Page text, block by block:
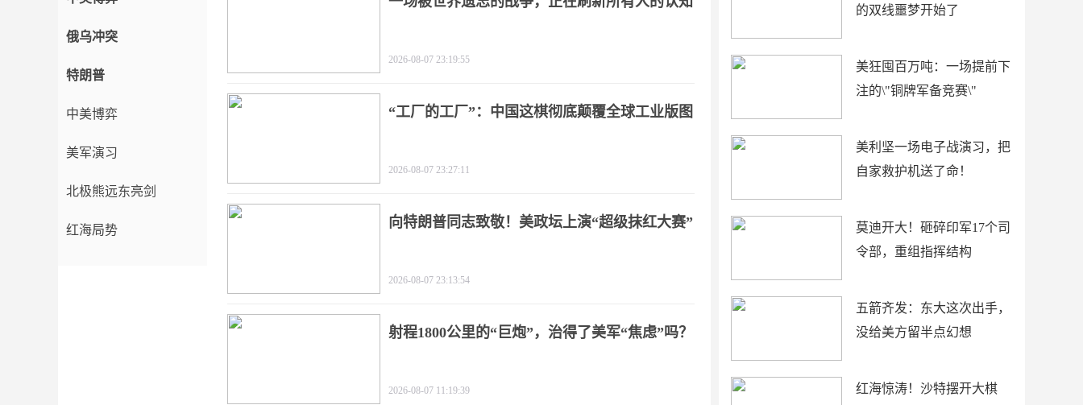
的双线噩梦开始了
美狂囤百万吨：一场提前下
注的\"铜牌军备竞赛\"
美利坚一场电子战演习，把
自家救护机送了命！
莫迪开大！砸碎印军17个司
令部，重组指挥结构
五箭齐发：东大这次出手，
没给美方留半点幻想
红海惊涛！沙特摆开大棋
俄乌冲突
特朗普
中美博弈
美军演习
北极熊远东亮剑
红海局势
2026-08-07 23:19:55
“工厂的工厂”：中国这棋彻底颠覆全球工业版图
2026-08-07 23:27:11
向特朗普同志致敬！美政坛上演“超级抹红大赛”
2026-08-07 23:13:54
射程1800公里的“巨炮”，治得了美军“焦虑”吗？
2026-08-07 11:19:39